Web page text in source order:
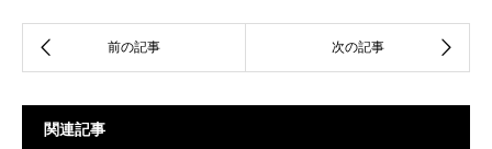
関連記事